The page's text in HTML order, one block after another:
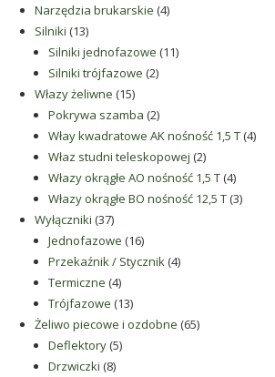
Narzędzia brukarskie 44
Silniki 1313
produktów
Silniki jednofazowe 1111
Silniki trójfazowe 22
Włazy żeliwne 1515
produktów
Pokrywa szamba 22
produkty
Włay kwadratowe AK nośność 1,5 T 44
Właz studni teleskopowej 22
produkty
Włazy okrągłe AO nośność 1,5 T 44
produkty
Włazy okrągłe BO nośność 12,5 T 33
Wyłączniki 3737
produktów
Jednofazowe 1616
produktów
Przekaźnik / Stycznik 44
Termiczne 44
produkty
Trójfazowe 1313
produktów
Żeliwo piecowe i ozdobne 6565
Deflektory 55
Drzwiczki 88